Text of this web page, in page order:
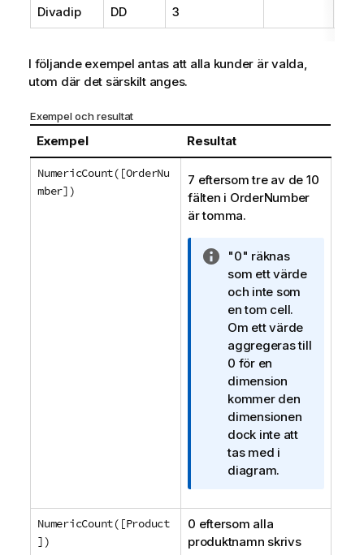
Divadip DD 3
I följande exempel antas att alla kunder är valda,
utom där det särskilt anges.
Exempel och resultat
Exempel Resultat
NumericCount([OrderNu
mber])
7 eftersom tre av de 10
fälten i OrderNumber
är tomma.
A
n
t
e
c
k
n
i
n
g
o
m
i
f
o
r
"0" räknas
som ett värde
och inte som
en tom cell.
Om ett värde
aggregeras till
0 för en
dimension
kommer den
dimensionen
dock inte att
tas med i
diagram.
NumericCount([Product
])
0 eftersom alla
produktnamn skrivs